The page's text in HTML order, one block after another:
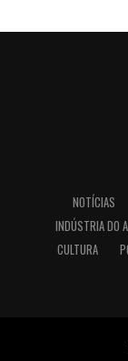
NOTÍCIAS
INDÚSTRIA DO
CULTURA